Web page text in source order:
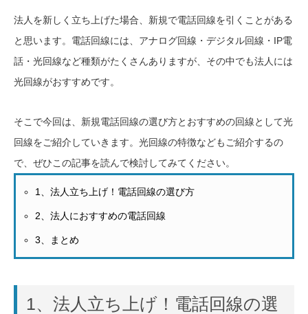
法人を新しく立ち上げた場合、新規で電話回線を引くことがある
と思います。電話回線には、アナログ回線・デジタル回線・IP電
話・光回線など種類がたくさんありますが、その中でも法人には
光回線がおすすめです。
そこで今回は、新規電話回線の選び方とおすすめの回線として光
回線をご紹介していきます。光回線の特徴などもご紹介するの
で、ぜひこの記事を読んで検討してみてください。
1、法人立ち上げ！電話回線の選び方
2、法人におすすめの電話回線
3、まとめ
1、法人立ち上げ！電話回線の選